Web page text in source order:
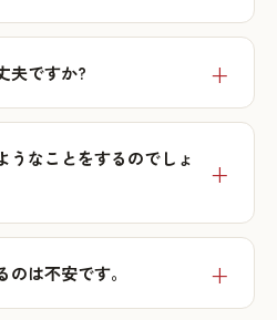
夫ですか?
うなことをするのでしょ
は不安です。